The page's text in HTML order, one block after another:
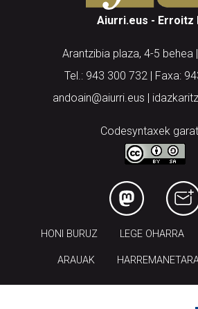
Aiurri.eus - Erroitz
Arantzibia plaza, 4-5 behea
Tel.: 943 300 732 | Faxa:
andoain@aiurri.eus |
Codesyntaxek
HONI BURUZ LEGE OHARRA
ARAUAK